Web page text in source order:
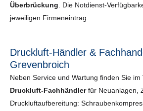
Überbrückung. Die Notdienst-
jeweiligen Firmeneintrag.
Druckluft-Händler &
Grevenbroich
Neben Service und Wartung finden Sie im
Druckluft-Fachhändlerfür Neuanlagen,
Druckluftaufbereitung: